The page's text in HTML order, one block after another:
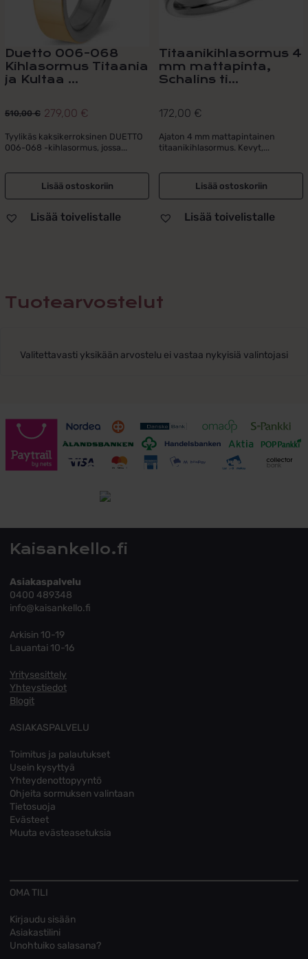
Duetto 006-068
Kihlasormus Titaania
ja Kultaa ...
510,00€
Alkuperäinen
hinta
oli:
510,00 €.
279,00 €
Nykyinen
hinta
on:
279,00 €.
Tyylikäs kaksikerroksinen DUETTO
006-068 -kihlasormus, jossa...
Lisää ostoskoriin
Lisää toivelistalle
Titaanikihlasormus 4
mm mattapinta,
Schalins ti...
172,00 €
Ajaton 4 mm mattapintainen
titaanikihlasormus. Kevyt,...
Lisää ostoskoriin
Lisää toivelistalle
Tuotearvostelut
Valitettavasti yksikään arvostelu ei vastaa nykyisiä valintojasi
Toimitusehdot
Kaisankello.fi
Asiakaspalvelu
0400 489348
info@kaisankello.fi
Arkisin 10-19
Lauantai 10-16
Yritysesittely
Yhteystiedot
Blogit
ASIAKASPALVELU
Toimitus ja palautukset
Usein kysyttyä
Yhteydenottopyyntö
Ohjeita sormuksen valintaan
Tietosuoja
Evästeet
Muuta evästeasetuksia
OMA TILI
Kirjaudu sisään
Asiakastilini
Unohtuiko salasana?